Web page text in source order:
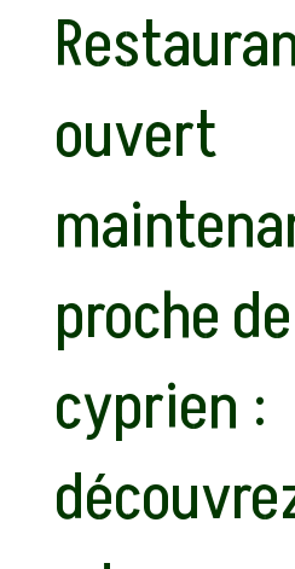
ouvert
proche
cyprien :